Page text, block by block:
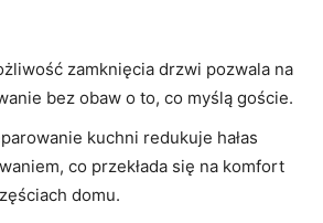
zamknięcia drzwi pozwala na
bez obaw o to, co myślą goście.
kuchni redukuje hałas
co przekłada się na komfort
domu.